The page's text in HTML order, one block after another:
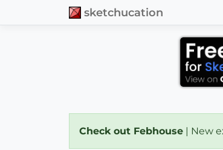
sketchucation
Check out Febhouse | New